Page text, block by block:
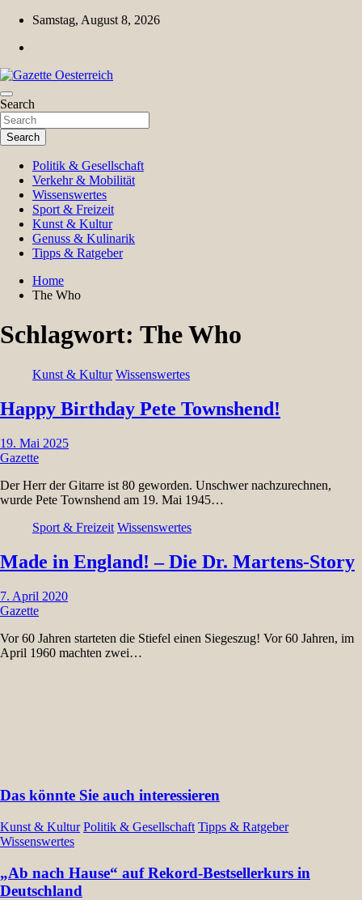
Skip
content
Samstag, August 8, 2026
Gazette Oesterreich
Magazin für Freizeit, Politik, Kultur & Wissenschaft
Search
Search
Politik & Gesellschaft
Verkehr & Mobilität
Wissenswertes
Sport & Freizeit
Kunst & Kultur
Genuss & Kulinarik
Tipps & Ratgeber
Home
The Who
Schlagwort: The Who
Kunst & Kultur Wissenswertes
Happy Birthday Pete Townshend!
19. Mai 2025
Gazette
Der Herr der Gitarre ist 80 geworden. Unschwer nachzurechnen,
wurde Pete Townshend am 19. Mai 1945…
Sport & Freizeit Wissenswertes
Made in England! – Die Dr. Martens-Story
7. April 2020
Gazette
Vor 60 Jahren starteten die Stiefel einen Siegeszug! Vor 60 Jahren, im
April 1960 machten zwei…
Das könnte Sie auch interessieren
Kunst & Kultur Politik & Gesellschaft Tipps & Ratgeber
Wissenswertes
„Ab nach Hause“ auf Rekord-Bestsellerkurs in
Deutschland